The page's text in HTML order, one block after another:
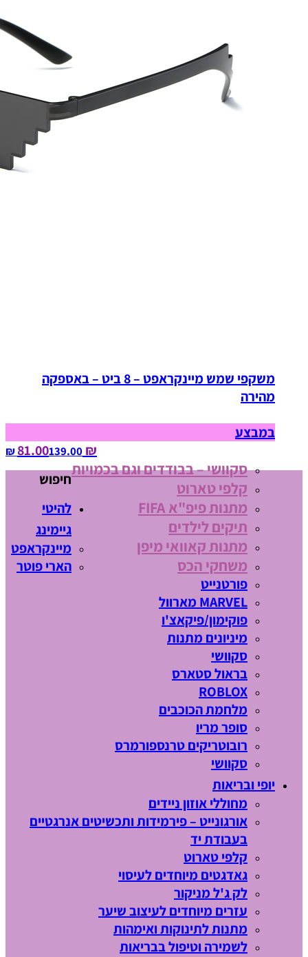
משקפי שמש מיינקראפט – 8 ביט – באספקה
מהירה
במבצע
₪ 81.00
139.00‏ ₪
סקוושי – בבודדים וגם בכמויות
קלפי טארוט
מתנות פיפ"א FIFA
תיקים לילדים
מתנות קאוואי מיפן
משחקי הכס
חיפוש
להיטי
גיימינג
מיינקראפט
הארי פוטר
פורטנייט
MARVEL מארוול
פוקימון/פיקאצ'ו
מיניונים מתנות
סקוושי
בראול סטארס
ROBLOX
מלחמת הכוכבים
סופר מריו
רובוטריקים טרנספורמרס
סקוושי
יופי ובריאות
מחוללי אוזון ניידים
אורגונייט – פירמידות ותכשיטים אנרגטיים
בעבודת יד
קלפי טארוט
גאדגטים מיוחדים לעיסוי
לק ג'ל מניקור
עזרים מיוחדים לעיצוב שיער
מתנות לתינוקות ואימהות
לשמירה וטיפול בבריאות